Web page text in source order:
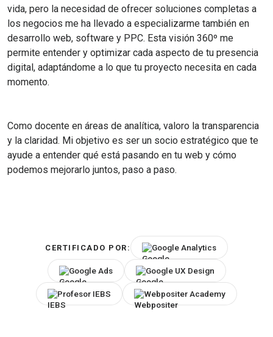
vida, pero la necesidad de ofrecer soluciones completas a
los negocios me ha llevado a especializarme también en
desarrollo web, software y PPC. Esta visión 360º me
permite entender y optimizar cada aspecto de tu presencia
digital, adaptándome a lo que tu proyecto necesita en cada
momento.
Como docente en áreas de analítica, valoro la transparencia
y la claridad. Mi objetivo es ser un socio estratégico que te
ayude a entender qué está pasando en tu web y cómo
podemos mejorarlo juntos, paso a paso.
CERTIFICADO POR: Google Analytics
Google Ads Google UX Design
Profesor IEBS Webpositer Academy